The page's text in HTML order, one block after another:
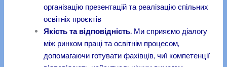
організацію презентацій та реалізацію спільних
освітніх проєктів
Якість та відповідність. Ми сприяємо діалогу
між ринком праці та освітнім процесом,
допомагаючи готувати фахівців, чиї компетенції